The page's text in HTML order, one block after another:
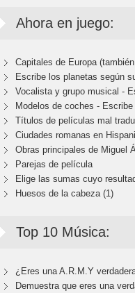
Ahora en juego:
Capitales de Europa
Escribe los planetas según
Vocalista y grupo musical -
Modelos de coches -
Títulos de películas mal
Ciudades romanas en
Obras principales de Miguel
Parejas de película
Elige las sumas cuyo
Huesos de la cabeza (1)
Top 10 Música:
¿Eres una A.R.M.Y
Demuestra que eres una